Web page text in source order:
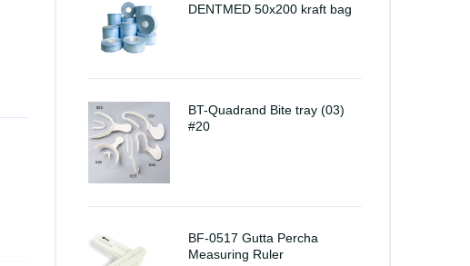
DENTMED 50x200 kraft bag
BT-Quadrand Bite tray (03)
#20
BF-0517 Gutta Percha
Measuring Ruler